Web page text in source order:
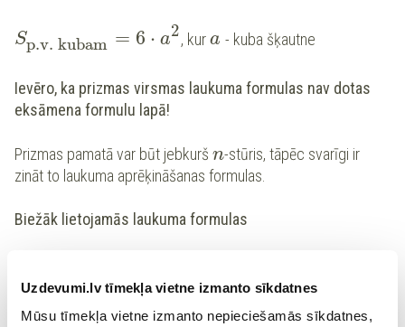
Uzdevumi.lv tīmekļa vietne izmanto sīkdatnes
Mūsu tīmekļa vietne izmanto nepieciešamās sīkdatnes,
Sp.v. kubam = 6 ⋅ a2, kura - kuba šķautne
Ievēro, ka prizmas virsmas laukuma formulas nav dotas
eksāmena formulu lapā!
Prizmas pamatā var būt jebkurš n-stūris, tāpēc svarīgi ir
zināt to laukuma aprēķināšanas formulas.
Biežāk lietojamās laukuma formulas
a